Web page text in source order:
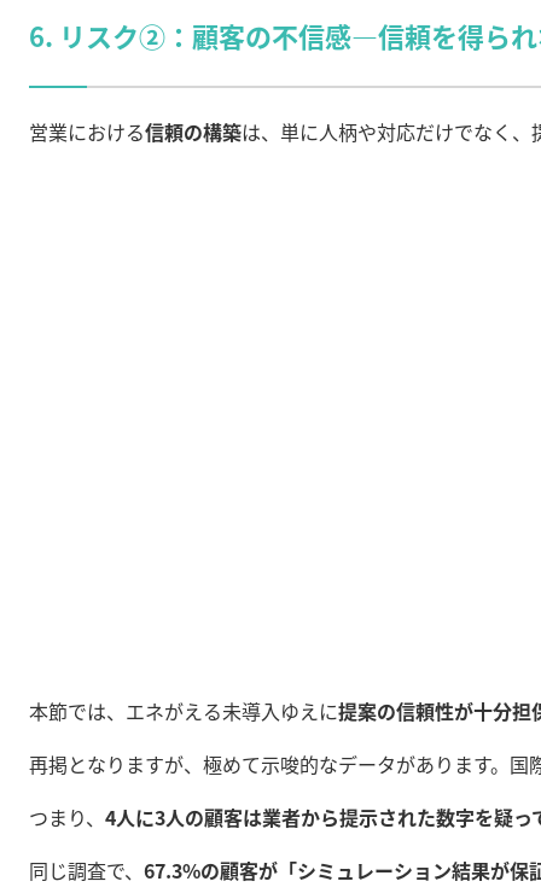
6. リスク②：顧客の不信感—信頼を得ら
営業における信頼の構築は、単に人柄や対応だけでなく
本節では、エネがえる未導入ゆえに提案の信頼性が十分担
再掲となりますが、極めて示唆的なデータがあります。
つまり、 4人に3人の顧客は業者から提示された数字を疑っ
同じ調査で、 67.3%の顧客が「シミュレーション結果が